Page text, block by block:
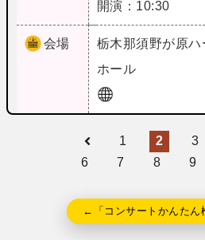
開演：10:30
会場 栃木那須野が原
ホール
1 2 3
6
7 8 9
←「コンサートかんたん